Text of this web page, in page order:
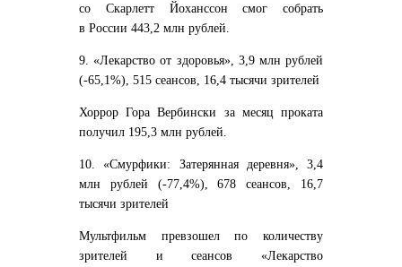
со Скарлетт Йоханссон смог собрать
в России 443,2 млн рублей.
9. «Лекарство от здоровья», 3,9 млн рублей
(-65,1%), 515 сеансов, 16,4 тысячи зрителей
Хоррор Гора Вербински за месяц проката
получил 195,3 млн рублей.
10. «Смурфики: Затерянная деревня», 3,4
млн рублей (-77,4%), 678 сеансов, 16,7
тысячи зрителей
Мультфильм превзошел по количеству
зрителей и сеансов «Лекарство